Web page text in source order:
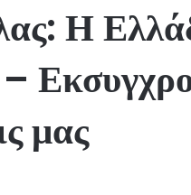
Η
μας